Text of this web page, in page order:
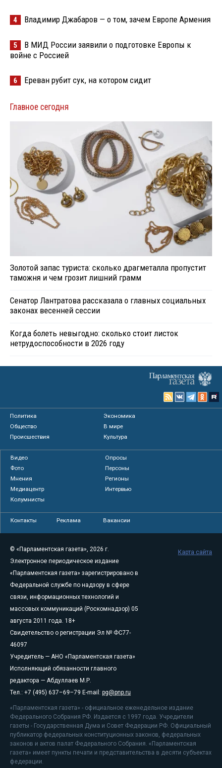
4 Владимир Джабаров — о том, зачем Европе Армения
5
В МИД России заявили о подготовке Европы к
войне с Россией
6 Ереван рубит сук, на котором сидит
Главное сегодня
Золотой запас туриста: сколько драгметалла пропустит
таможня и чем грозит лишний грамм
Сенатор Лантратова рассказала о главных социальных
законах весенней сессии
Когда болеть невыгодно: сколько стоит листок
нетрудоспособности в 2026 году
Политика
Экономика
Общество
В мире
Происшествия
Культура
Видео
Опросы
Фото
Персоны
Мнения
Регионы
Медиацентр
Интервью
Колумнисты
Контакты Реклама Вакансии
© «Парламентская газета», 2026 г.
Электронное периодическое издание
«Парламентская газета» зарегистрировано в
Федеральной службе по надзору в сфере
связи, информационных технологий и
массовых коммуникаций (Роскомнадзор) 05
августа 2011 года. 18+
Свидетельство о регистрации Эл № ФС77-
46097
Учредитель — АНО «Парламентская газета»
Исполняющий обязанности главного
редактора — Абдуллаев М.Р.
Тел.: +7 (495) 637–69–79 E-mail: pg@pnp.ru
«Парламентская газета» - официальное еженедельное издание
Федерального Собрания РФ. Издается с 1997 года. Учредители
газеты - Государственная Дума и Совет Федерации РФ. Официальный
публикатор федеральных конституционных законов, федеральных
законов и актов палат Федерального Собрания. «Парламентская
газета» имеет пункты печати и представительства в десяти субъектах
федерации.
Карта сайта